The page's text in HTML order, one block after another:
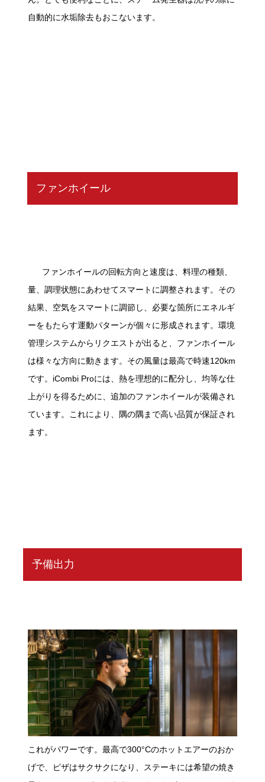
自動的に水垢除去もおこないます。
ファンホイール
ファンホイールの回転方向と速度は、料理の種類、
量、調理状態にあわせてスマートに調整されます。その
結果、空気をスマートに調節し、必要な箇所にエネルギ
ーをもたらす運動パターンが個々に形成されます。環境
管理システムからリクエストが出ると、ファンホイール
は様々な方向に動きます。その風量は最高で時速120km
です。iCombi Proには、熱を理想的に配分し、均等な仕
上がりを得るために、追加のファンホイールが装備され
ています。これにより、隅の隅まで高い品質が保証され
ます。
予備出力
これがパワーです。最高で300°Cのホットエアーのおか
げで、ピザはサクサクになり、ステーキには希望の焼き